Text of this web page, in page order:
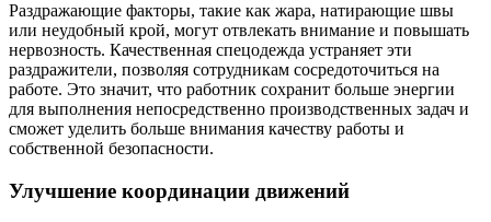
Раздражающие факторы, такие как жара, натирающие швы
или неудобный крой, могут отвлекать внимание и повышать
нервозность. Качественная спецодежда устраняет эти
раздражители, позволяя сотрудникам сосредоточиться на
работе. Это значит, что работник сохранит больше энергии
для выполнения непосредственно производственных задач и
сможет уделить больше внимания качеству работы и
собственной безопасности.
Улучшение координации движений